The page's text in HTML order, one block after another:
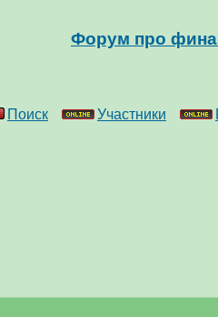
Форум про
Поиск Участники